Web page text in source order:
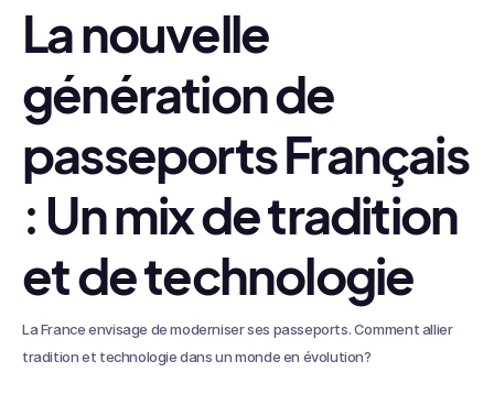
La nouvelle
génération de
passeports Français
: Un mix de tradition
et de technologie
La France envisage de moderniser ses passeports. Comment allier
tradition et technologie dans un monde en évolution?